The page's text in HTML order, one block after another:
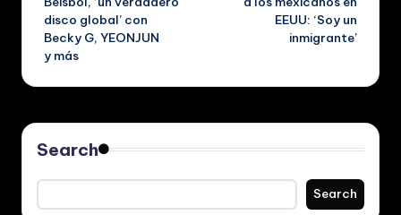
disco global’ con
Becky G, YEONJUN
y más
EEUU: ‘Soy un
inmigrante’
Search
Search